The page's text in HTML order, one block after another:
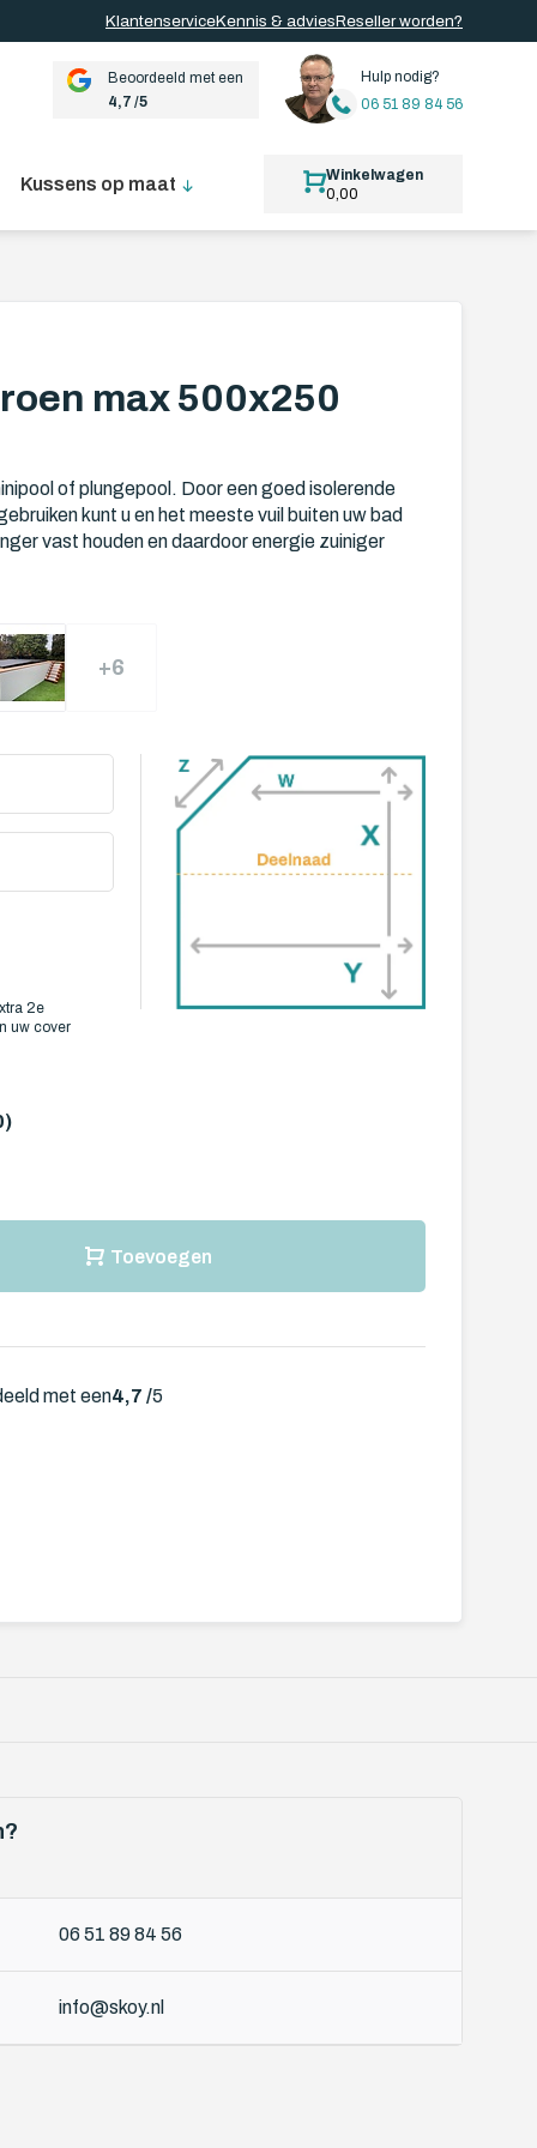
KlantenserviceKennis & adviesReseller worden?
Beoordeeld met een
4,7 /5
Hulp nodig?
06 51 89 84 56
Kussens op maat
Winkelwagen
0,00
max 500x250
of plungepool. Door een goed isolerende
kunt u en het meeste vuil buiten uw bad
vast houden en daardoor energie zuiniger
+6
2e
uw cover
Toevoegen
met een4,7 /5
06 51 89 84 56
info@skoy.nl